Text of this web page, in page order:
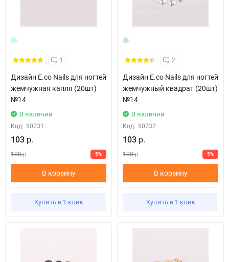
1
Дизайн E.co Nails для ногтей
жемчужная капля (20шт)
№14
В наличии
Код: 50731
103 р.
108р. 5%
В корзину
Купить в 1 клик
2
Дизайн E.co Nails для ногтей
жемчужный квадрат (20шт)
№14
В наличии
Код: 50732
103 р.
108р. 5%
В корзину
Купить в 1 клик